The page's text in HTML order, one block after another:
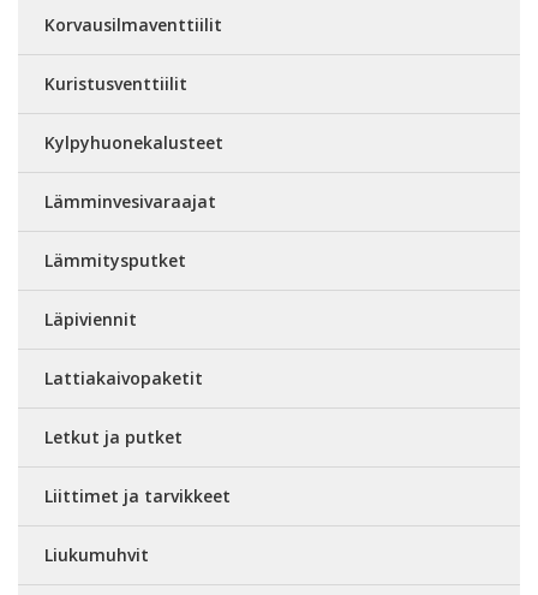
Korvausilmaventtiilit
Kuristusventtiilit
Kylpyhuonekalusteet
Lämminvesivaraajat
Lämmitysputket
Läpiviennit
Lattiakaivopaketit
Letkut ja putket
Liittimet ja tarvikkeet
Liukumuhvit